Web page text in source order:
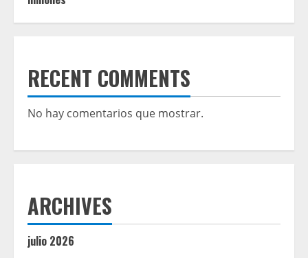
RECENT COMMENTS
No hay comentarios que mostrar.
ARCHIVES
julio 2026